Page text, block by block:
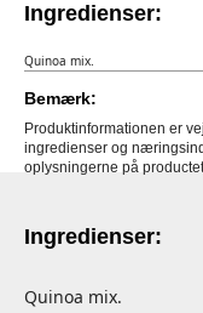
Ingredienser:
Quinoa mix.
Bemærk:
Produktinformationen er
ingredienser og
oplysningerne på
Ingredienser:
Quinoa mix.